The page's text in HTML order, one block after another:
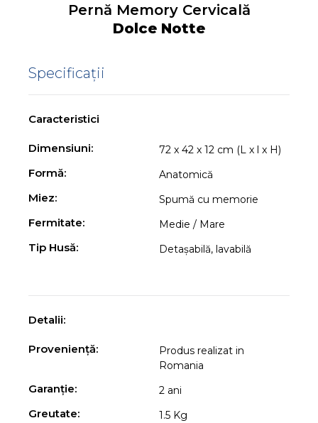
Pernă Memory Cervicală
Dolce Notte
Specificații
Caracteristici
Dimensiuni: 72 x 42 x 12 cm (L x l x H)
Formă: Anatomică
Miez: Spumă cu memorie
Fermitate: Medie / Mare
Tip Husă: Detașabilă, lavabilă
Detalii:
Proveniență:
Produs realizat in
Romania
Garanție: 2 ani
Greutate: 1.5 Kg